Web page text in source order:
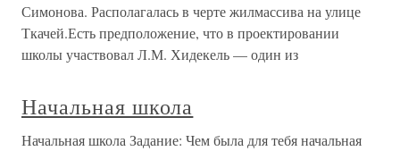
Симонова. Располагалась в черте жилмассива на улице
Ткачей.Есть предположение, что в проектировании
школы участвовал Л.М. Хидекель — один из
Начальная школа
Начальная школа Задание: Чем была для тебя начальная